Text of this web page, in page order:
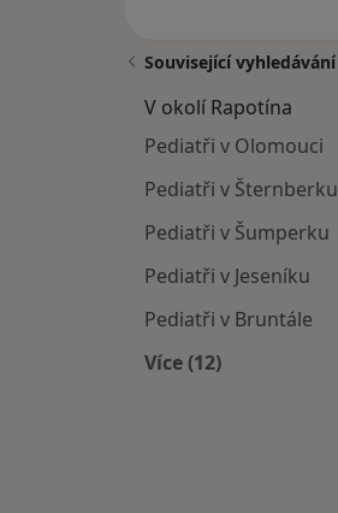
Související vyhledávání
V okolí Rapotína
Pediatři v Olomouci
Pediatři v Šternberku
Pediatři v Šumperku
Pediatři v Jeseníku
Pediatři v Bruntále
Více (12)